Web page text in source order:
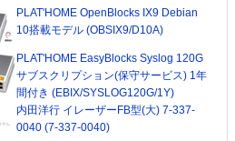
PLAT'HOME OpenBlocks IX9 Debian
10搭載モデル (OBSIX9/D10A)
PLAT'HOME EasyBlocks Syslog 120G
サブスクリプション(保守サービス) 1年
間付き (EBIX/SYSLOG120G/1Y)
内田洋行 イレーザーFB型(大) 7-337-
0040 (7-337-0040)